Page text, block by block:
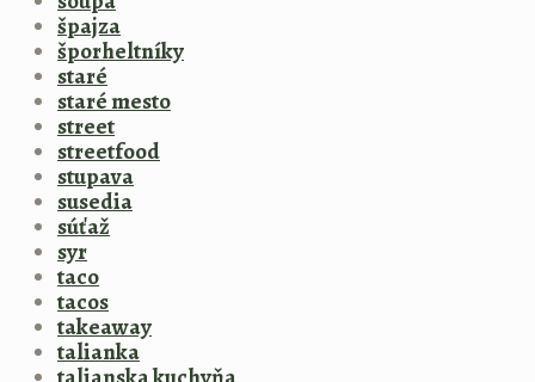
špajza
šporheltníky
staré
staré mesto
street
streetfood
stupava
susedia
súťaž
syr
taco
tacos
takeaway
talianka